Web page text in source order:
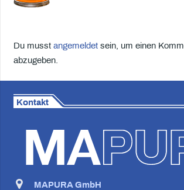
Du musst angemeldetsein, um einen
abzugeben.
Kontakt
MAPURA GmbH